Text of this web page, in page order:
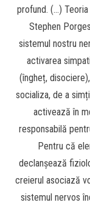
profund. (…)
Stephen
sistemul nostru
activarea
(îngheț,
socializa, de a
activează în
responsabilă
Pentru că
declanșează
creierul asociază
sistemul nervos